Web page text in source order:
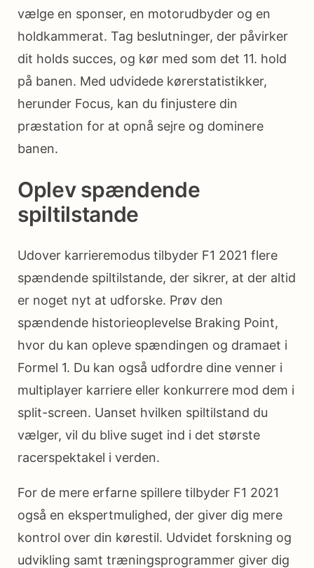
vælge en sponser, en motorudbyder og en
holdkammerat. Tag beslutninger, der påvirker
dit holds succes, og kør med som det 11. hold
på banen. Med udvidede kørerstatistikker,
herunder Focus, kan du finjustere din
præstation for at opnå sejre og dominere
banen.
Oplev spændende
spiltilstande
Udover karrieremodus tilbyder F1 2021 flere
spændende spiltilstande, der sikrer, at der altid
er noget nyt at udforske. Prøv den
spændende historieoplevelse Braking Point,
hvor du kan opleve spændingen og dramaet i
Formel 1. Du kan også udfordre dine venner i
multiplayer karriere eller konkurrere mod dem i
split-screen. Uanset hvilken spiltilstand du
vælger, vil du blive suget ind i det største
racerspektakel i verden.
For de mere erfarne spillere tilbyder F1 2021
også en ekspertmulighed, der giver dig mere
kontrol over din kørestil. Udvidet forskning og
udvikling samt træningsprogrammer giver dig